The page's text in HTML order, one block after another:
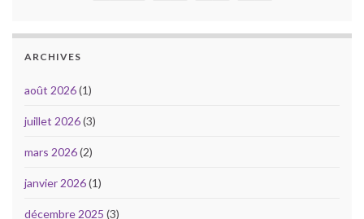
ARCHIVES
août 2026(1)
juillet 2026(3)
mars 2026(2)
janvier 2026(1)
décembre 2025 (3)